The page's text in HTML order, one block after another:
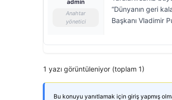
admin
Anahtar
yönetici
“Dünyanın geri
Başkanı Vladimir
1 yazı görüntüleniyor (toplam 1)
Bu konuyu yanıtlamak için giriş yapmış